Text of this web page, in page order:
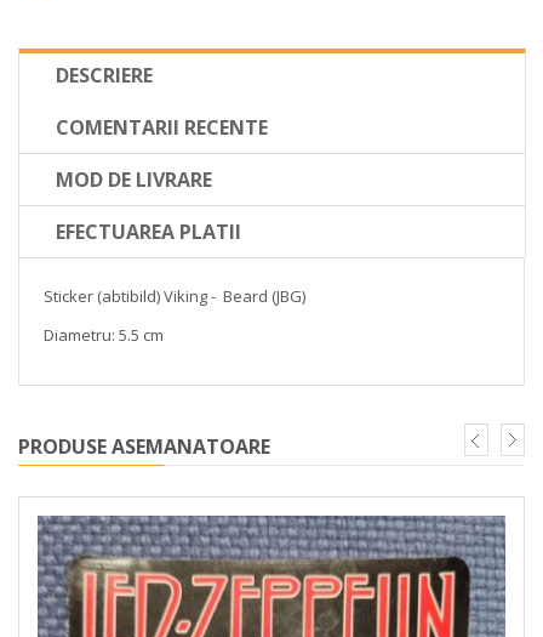
DESCRIERE
COMENTARII RECENTE
MOD DE LIVRARE
EFECTUAREA PLATII
Sticker (abtibild) Viking - Beard (JBG)
Diametru: 5.5 cm
PRODUSE ASEMANATOARE